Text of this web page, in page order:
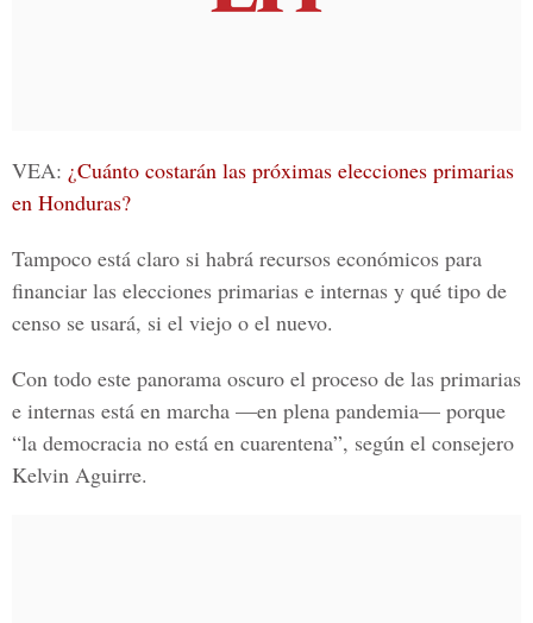
VEA: ¿Cuánto costarán las próximas elecciones primarias
en Honduras?
Tampoco está claro si habrá recursos económicos para
financiar las elecciones primarias e internas y qué tipo de
censo se usará, si el viejo o el nuevo.
Con todo este panorama oscuro el proceso de las primarias
e internas está en marcha —en plena pandemia— porque
“la democracia no está en cuarentena”, según el consejero
Kelvin Aguirre.